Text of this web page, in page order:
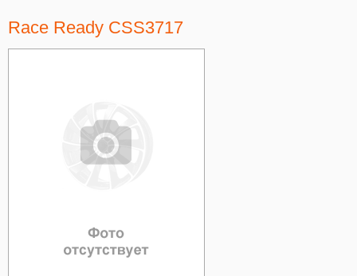
Аксессуары
Race Ready CSS3717